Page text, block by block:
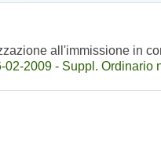
all'immissione in
2009 - Suppl. Ordinario